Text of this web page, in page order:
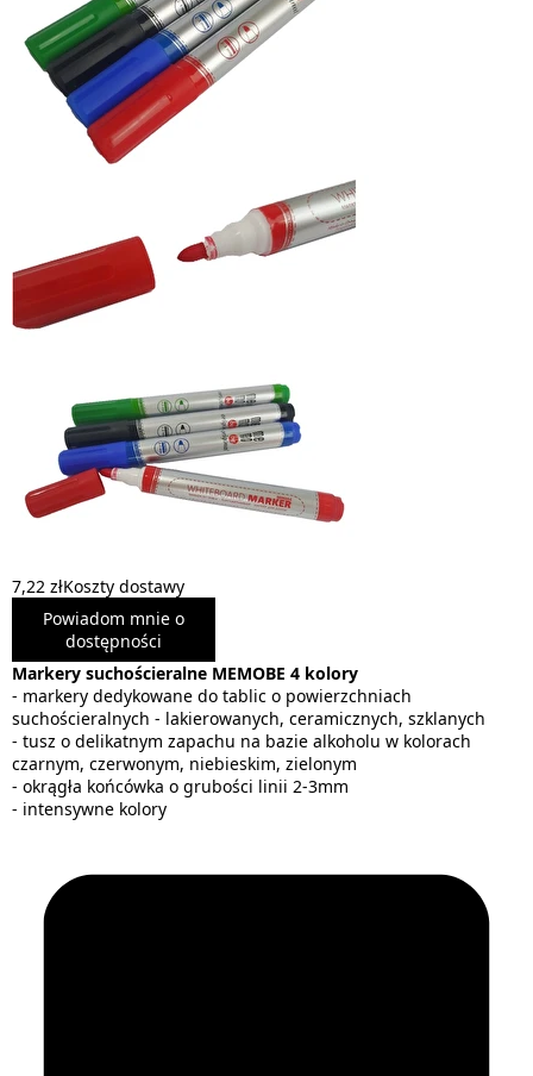
7,22 złKoszty dostawy
Powiadom mnie o
dostępności
Markery suchościeralne MEMOBE 4 kolory
- markery dedykowane do tablic o powierzchniach
suchościeralnych - lakierowanych, ceramicznych, szklanych
- tusz o delikatnym zapachu na bazie alkoholu w kolorach
czarnym, czerwonym, niebieskim, zielonym
- okrągła końcówka o grubości linii 2-3mm
- intensywne kolory